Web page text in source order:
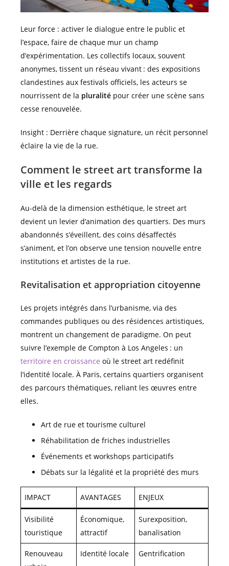
Leur force : activer le dialogue entre le public et
l’espace, faire de chaque mur un champ
d’expérimentation. Les collectifs locaux, souvent
anonymes, tissent un réseau vivant : des expositions
clandestines aux festivals officiels, les acteurs se
nourrissent de la pluralité pour créer une scène sans
cesse renouvelée.
Insight : Derrière chaque signature, un récit personnel
éclaire la vie de la rue.
Comment le street art transforme la
ville et les regards
Au-delà de la dimension esthétique, le street art
devient un levier d’animation des quartiers. Des murs
abandonnés s’éveillent, des coins désaffectés
s’animent, et l’on observe une tension nouvelle entre
institutions et artistes de la rue.
Revitalisation et appropriation citoyenne
Les projets intégrés dans l’urbanisme, via des
commandes publiques ou des résidences artistiques,
montrent un changement de paradigme. On peut
suivre l’exemple de Compton à Los Angeles : un
territoire en croissance où le street art redéfinit
l’identité locale. À Paris, certains quartiers organisent
des parcours thématiques, reliant les œuvres entre
elles.
Art de rue et tourisme culturel
Réhabilitation de friches industrielles
Événements et workshops participatifs
Débats sur la légalité et la propriété des murs
IMPACT AVANTAGES ENJEUX
Visibilité
touristique
Économique,
attractif
Surexposition,
banalisation
Renouveau
Identité locale Gentrification